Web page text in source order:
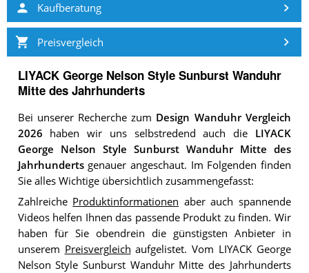
Kaufberatung
Preisvergleich
LIYACK George Nelson Style Sunburst Wanduhr
Mitte des Jahrhunderts
Bei unserer Recherche zum Design Wanduhr Vergleich
2026 haben wir uns selbstredend auch die LIYACK
George Nelson Style Sunburst Wanduhr Mitte des
Jahrhundertsgenauer angeschaut. Im Folgenden finden
Sie alles Wichtige übersichtlich zusammengefasst:
Zahlreiche Produktinformationen aber auch spannende
Videos helfen Ihnen das passende Produkt zu finden. Wir
haben für Sie obendrein die günstigsten Anbieter in
unserem Preisvergleich aufgelistet. Vom LIYACK George
Nelson Style Sunburst Wanduhr Mitte des Jahrhunderts